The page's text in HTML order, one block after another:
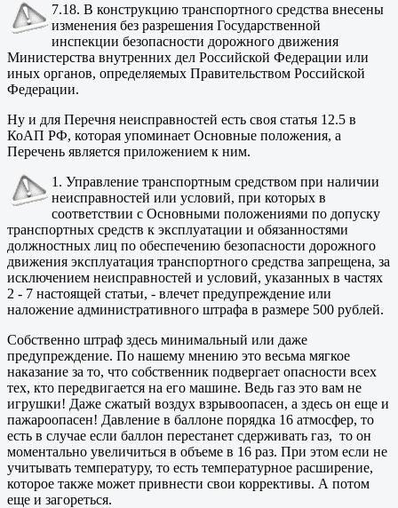
7.18. В конструкцию транспортного средства внесены
изменения без разрешения Государственной
инспекции безопасности дорожного движения
Министерства внутренних дел Российской Федерации или
иных органов, определяемых Правительством Российской
Федерации.
Ну и для Перечня неисправностей есть своя статья 12.5 в
КоАП РФ, которая упоминает Основные положения, а
Перечень является приложением к ним.
1. Управление транспортным средством при наличии
неисправностей или условий, при которых в
соответствии с Основными положениями по допуску
транспортных средств к эксплуатации и обязанностями
должностных лиц по обеспечению безопасности дорожного
движения эксплуатация транспортного средства запрещена, за
исключением неисправностей и условий, указанных в частях
2 - 7 настоящей статьи, - влечет предупреждение или
наложение административного штрафа в размере 500 рублей.
Собственно штраф здесь минимальный или даже
предупреждение. По нашему мнению это весьма мягкое
наказание за то, что собственник подвергает опасности всех
тех, кто передвигается на его машине. Ведь газ это вам не
игрушки! Даже сжатый воздух взрывоопасен, а здесь он еще и
пажароопасен! Давление в баллоне порядка 16 атмосфер, то
есть в случае если баллон перестанет сдерживать газ, то он
моментально увеличиться в объеме в 16 раз. При этом если не
учитывать температуру, то есть температурное расширение,
которое также может привнести свои коррективы. А потом
еще и загореться.